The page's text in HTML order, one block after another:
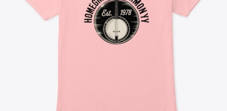
Venda em todo lugar
Venda qualquer coisa